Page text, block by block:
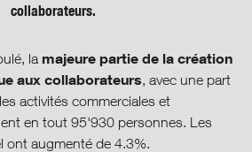
Societé et culture
et objectifs
Gouvernance coopérative
collaborateurs.
la majeure partie de la création
aux collaborateurs, avec une part
activités commerciales et
en tout 95'930 personnes. Les
ont augmenté de 4.3%.